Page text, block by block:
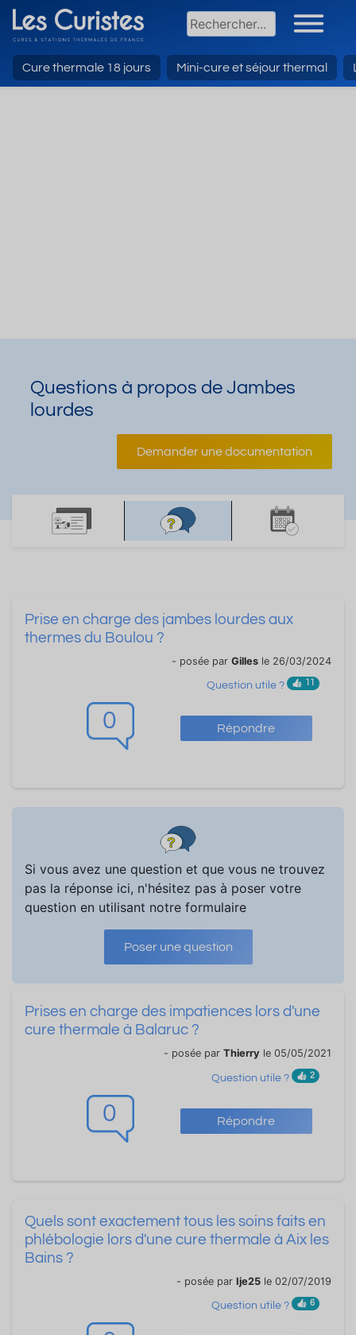
Cure thermale 18 jours Mini-cure et séjour thermal
Questions à propos de Jambes
lourdes
Demander une documentation
0 Répondre
Prise en charge des jambes lourdes aux
thermes du Boulou ?
- posée par Gilles le 26/03/2024
Question utile ?
Si vous avez une question et que vous ne trouvez
pas la réponse ici, n'hésitez pas à poser votre
question en utilisant notre formulaire
Poser une question
0 Répondre
Prises en charge des impatiences lors d'une
cure thermale à Balaruc ?
- posée par Thierry le 05/05/2021
Question utile ? 2
Quels sont exactement tous les soins faits en
phlébologie lors d'une cure thermale à Aix les
Bains ?
- posée par Ije25 le 02/07/2019
Question utile ? 6